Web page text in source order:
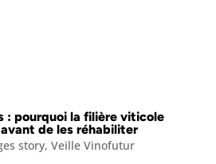
: pourquoi la filière viticole
de les réhabiliter
story, Veille Vinofutur